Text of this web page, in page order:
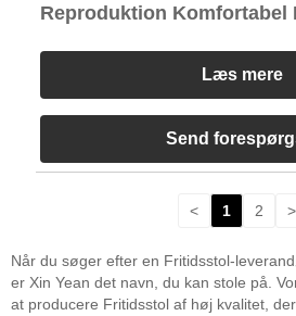
Reproduktion Komfortabel
Læs mere
Send
< 1 2 >
Når du søger efter en Fritidsstol-
er Xin Yean det navn, du kan stole på.
at producere Fritidsstol af høj kvalitet,